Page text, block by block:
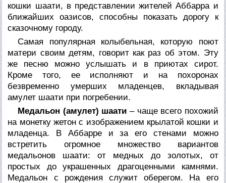
кошки шаати, в представлении жителей Аббарра и
ближайших оазисов, способны показать дорогу к
сказочному городу.
Самая популярная колыбельная, которую поют
матери своим детям, говорит как раз об этом. Эту
же песню можно услышать и в приютах сирот.
Кроме того, ее исполняют и на похоронах
безвременно умерших младенцев, вкладывая
амулет шаати при погребении.
Медальон (амулет) шаати – чаще всего похожий
на монетку жетон с изображением крылатой кошки и
младенца. В Аббарре и за его стенами можно
встретить огромное множество вариантов
медальонов шаати: от медных до золотых, от
простых до украшенных драгоценными камнями.
Медальон с рождения служит оберегом. На его